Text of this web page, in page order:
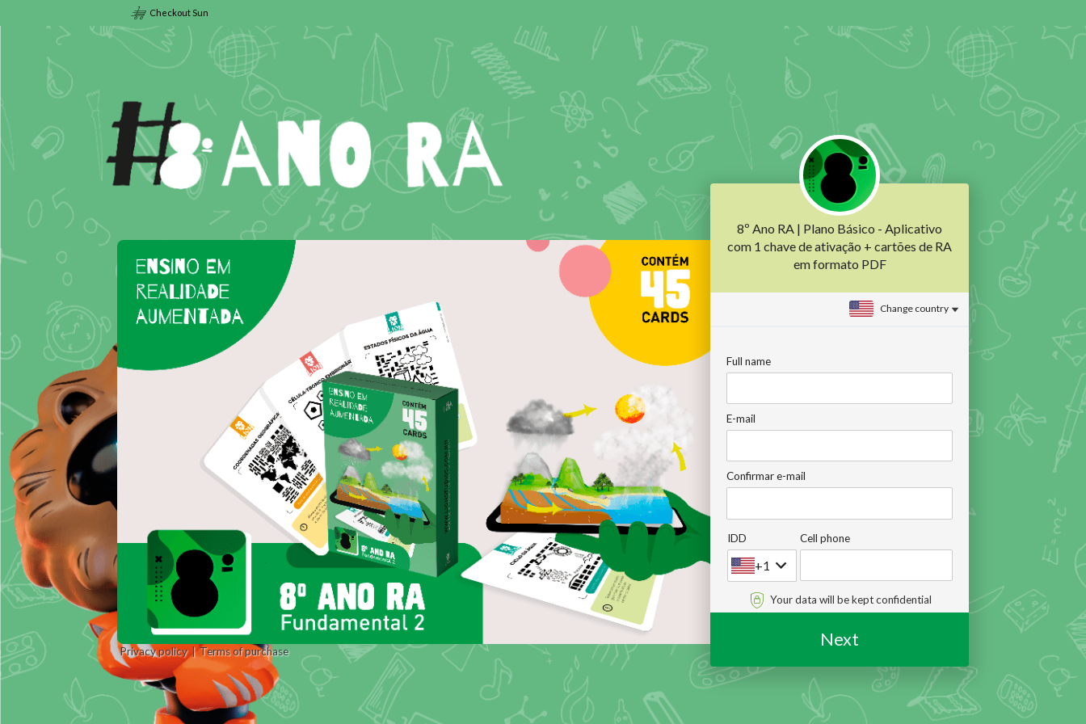
Checkout Sun
Privacy policy Terms of purchase
8º Ano RA | Plano Básico - Aplicativo
com 1 chave de ativação + cartões de RA
em formato PDF
Change country
Full name
E-mail
Confirmar e-mail
IDD
+1
Cell phone
Your data will be kept confidential
Next